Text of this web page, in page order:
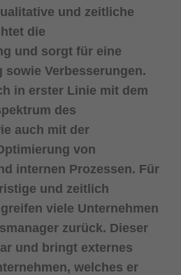
und zeitliche
die
und sorgt für eine
Verbesserungen.
in erster Linie mit dem
des
auch mit der
von
internen Prozessen. Für
und zeitlich
viele Unternehmen
zurück. Dieser
und bringt externes
welches er